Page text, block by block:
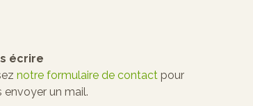
écrire
notre formulaire de contact pour
envoyer un mail.